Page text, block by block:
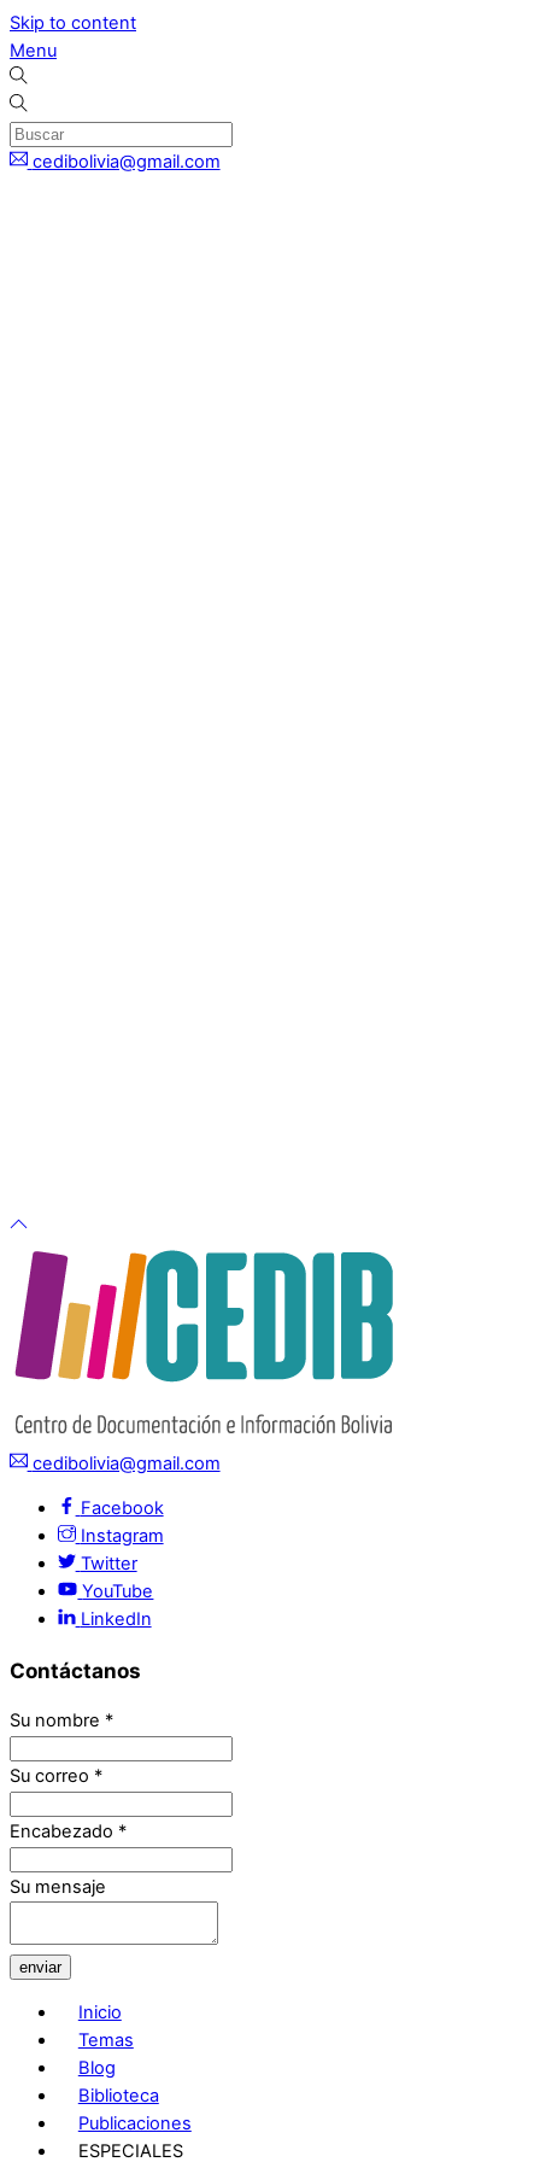
Skip to content
Menu
cedibolivia@gmail.com
cedibolivia@gmail.com
Facebook
Instagram
Twitter
YouTube
LinkedIn
Contáctanos
Su nombre *
Su correo *
Encabezado *
Su mensaje
enviar
Inicio
Temas
Blog
Biblioteca
Publicaciones
ESPECIALES